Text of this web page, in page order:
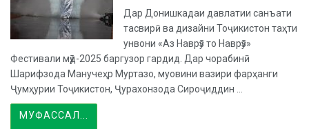
Дар Донишкадаи давлатии санъати
тасвирӣ ва дизайни Тоҷикистон таҳти
унвони «Аз Наврӯз то Наврӯз»
Фестивали мӯд-2025 баргузор гардид. Дар чорабинӣ
Шарифзода Манучеҳр Муртазо, муовини вазири фарҳанги
Ҷумҳурии Тоҷикистон, Ҷурахонзода Сироҷиддин ...
МУФАССАЛ...